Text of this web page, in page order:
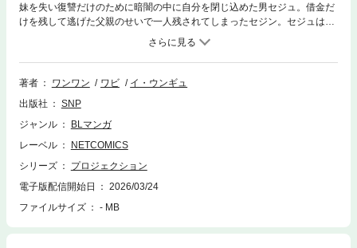
妹を失い復讐だけのために暗闇の中に自分を閉じ込めた男セジュ。借金だ
けを残して逃げた父親のせいで一人残されてしまったセジン。セジュは死
んだ妹を思い出しながらセジンに何げなく善意を施しセジンは初めて出会
った優しい大人の助けに徐々に心を開いていく。二人の関係は単純な同居
を超え予想できない方向へと流れ始める…救いと執着,その境に立つ二人の
男の話。
著者 ワンワン ワビ
イ・ウンギュ
出版社
SNP
ジャンル
BLマンガ
レーベル
NETCOMICS
シリーズ
プロジェクション
電子版配信開始日
2026/03/24
ファイルサイズ
- MB